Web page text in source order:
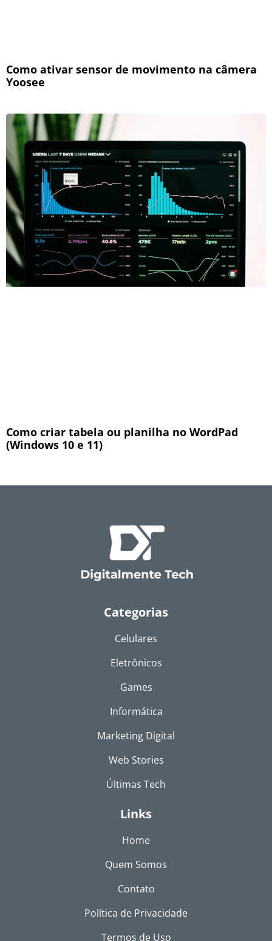
Como ativar sensor de movimento na câmera
Yoosee
Como criar tabela ou planilha no WordPad
(Windows 10 e 11)
Categorias
Celulares
Eletrônicos
Games
Informática
Marketing Digital
Web Stories
Últimas Tech
Links
Home
Quem Somos
Contato
Política de Privacidade
Termos de Uso